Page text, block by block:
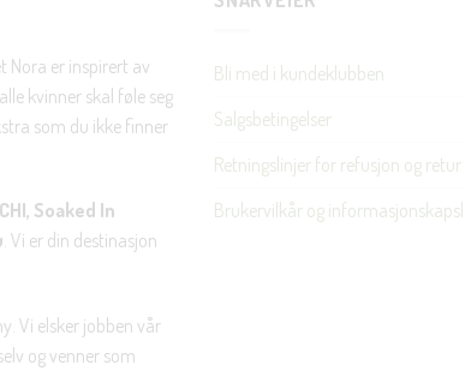
Nora er inspirert av
kvinner skal føle seg
som du ikke finner
Soaked In
. Vi er din destinasjon
Vi elsker jobben vår
og venner som
Bli med i kundeklubben
Salgsbetingelser
Retningslinjer for refusjon og retur
Brukervilkår og